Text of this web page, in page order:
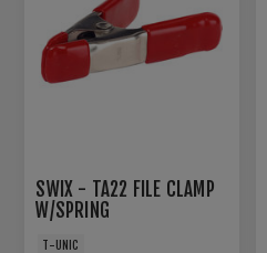
SWIX - TA22 FILE CLAMP
W/SPRING
T-UNIC